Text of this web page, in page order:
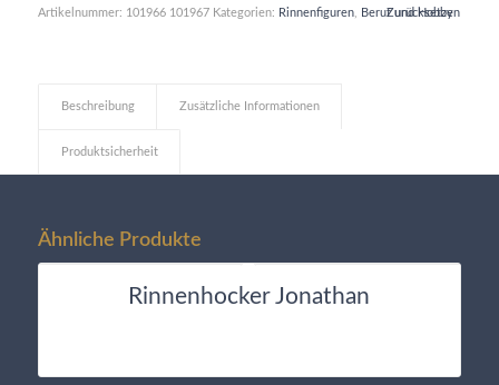
Zurücksetzen
Artikelnummer: 101966 101967 Kategorien: Rinnenfiguren, Beruf und Hobby
Beschreibung Zusätzliche Informationen
Produktsicherheit
Ähnliche Produkte
Rinnenhocker Jonathan